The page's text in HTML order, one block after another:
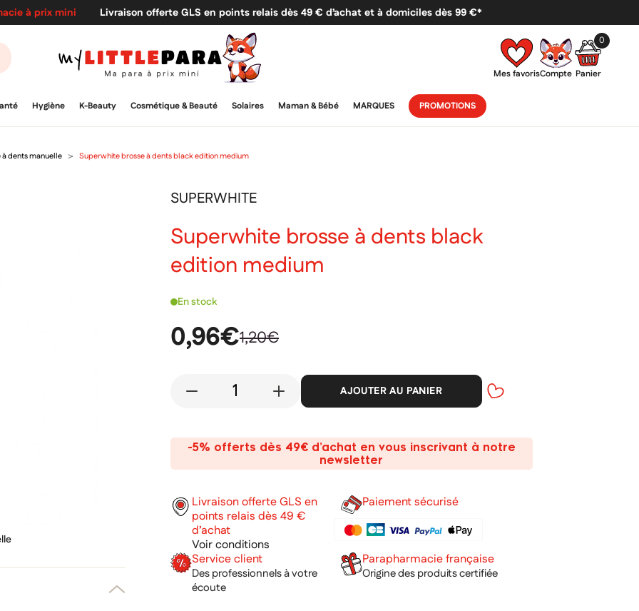
à prix mini Livraison offerte GLS en points relais dès 49 € d’achat et à domiciles dès 99 €*
Mes favorisCompte
0
Panier
Hygiène K-Beauty Cosmétique & Beauté Solaires Maman & Bébé MARQUES PROMOTIONS
à dents manuelle Superwhite brosse à dents black edition medium
SUPERWHITE
Superwhite brosse à dents black
edition medium
En stock
0,96€1,20€
- + AJOUTER AU PANIER
-5% offerts dès 49€ d’achat en vous inscrivant à notre
newsletter
Livraison offerte GLS en
points relais dès 49 €
d’achat
Voir conditions
Paiement sécurisé
Service client
Des professionnels à votre
écoute
Parapharmacie française
Origine des produits certifiée